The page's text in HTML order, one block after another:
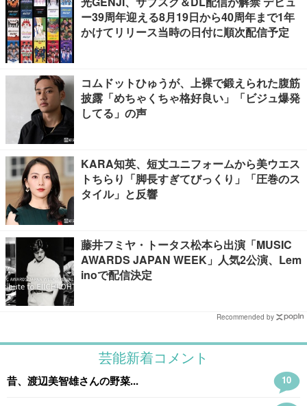
ー39周年迎える8月19日から40周年まで1年
かけてリリース当時の日付に順次配信予定
コムドットひゅうが、上裸で鍛えられた腹筋
披露「めちゃくちゃ格好良い」「ビジュ爆発
してる」の声
KARA知英、短丈ユニフォームから美ウエス
トちらり「脚長すぎてびっくり」「圧巻のス
タイル」と反響
藤井フミヤ・トータス松本ら出演「MUSIC
AWARDS JAPAN WEEK」人気2公演、Lem
inoで配信決定
Recommended by